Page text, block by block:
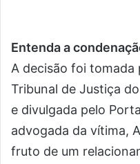
Entenda a
A decisão foi tomada
Tribunal de Justiça
e divulgada pelo
advogada da vítima,
fruto de um